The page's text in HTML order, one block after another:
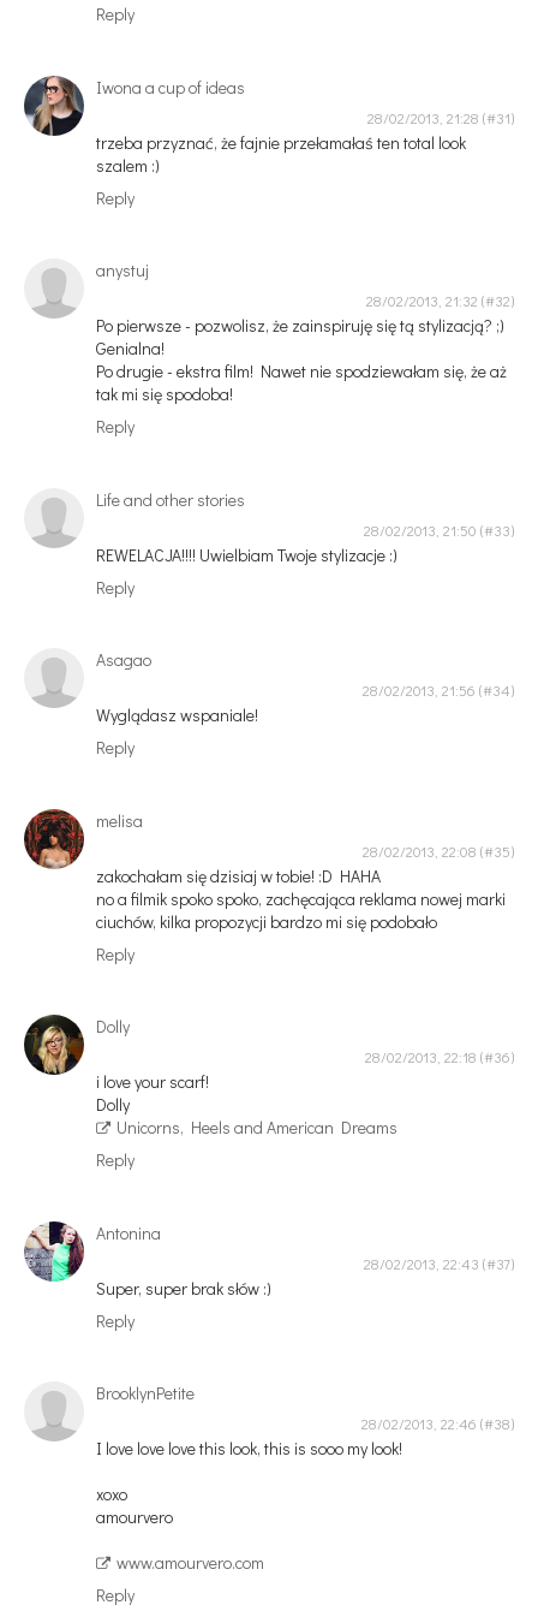
Reply
Iwona a cup of ideas
28/02/2013, 21:28
trzeba przyznać, że fajnie przełamałaś ten total look
szalem :)
Reply
anystuj
28/02/2013, 21:32
Po pierwsze - pozwolisz, że zainspiruję się tą stylizacją? ;)
Genialna!
Po drugie - ekstra film! Nawet nie spodziewałam się, że aż
tak mi się spodoba!
Reply
Life and other stories
28/02/2013, 21:50
REWELACJA!!!! Uwielbiam Twoje stylizacje :)
Reply
Asagao
28/02/2013, 21:56
Wyglądasz wspaniale!
Reply
melisa
28/02/2013, 22:08
zakochałam się dzisiaj w tobie! :D HAHA
no a filmik spoko spoko, zachęcająca reklama nowej marki
ciuchów, kilka propozycji bardzo mi się podobało
Reply
Dolly
28/02/2013, 22:18
i love your scarf!
Dolly
Unicorns, Heels and American Dreams
Reply
Antonina
28/02/2013, 22:43
Super, super brak słów :)
Reply
BrooklynPetite
28/02/2013, 22:46
I love love love this look, this is sooo my look!
xoxo
amourvero
www.amourvero.com
Reply